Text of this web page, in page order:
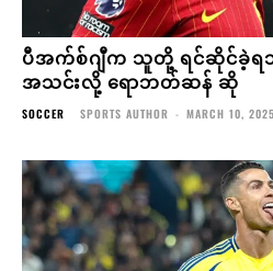
ပီအက်စ်ဂျီက သူတို့ ရင်ဆိုင်ခဲ့ရ
အသင်းလို့ ရောဘတ်ဆန် ဆို
SOCCER SPORTS AUTHOR - MARCH 10, 2025